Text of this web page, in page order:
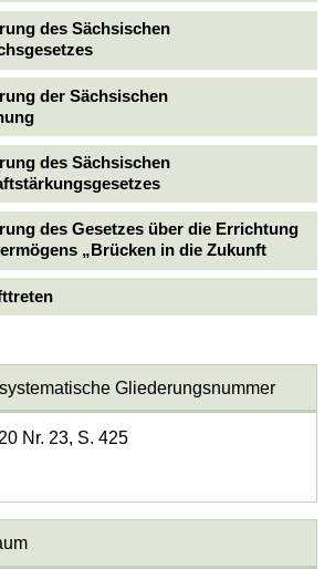
des Sächsischen
der Sächsischen
des Sächsischen
des Gesetzes über die Errichtung
„Brücken in die Zukunft
Gliederungsnummer
Nr. 23, S. 425